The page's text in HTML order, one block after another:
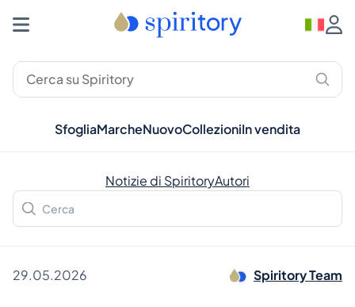
SfogliaMarcheNuovoCollezioniIn vendita
Notizie di SpiritoryAutori
29.05.2026 Spiritory Team